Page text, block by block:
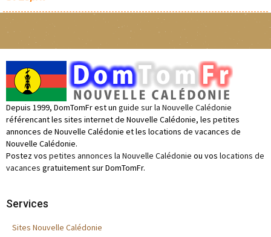
Depuis 1999, DomTomFr est un guide sur la Nouvelle Calédonie
référencant les sites internet de Nouvelle Calédonie, les petites
annonces de Nouvelle Calédonie et les locations de vacances de
Nouvelle Calédonie.
Postez vos petites annonces la Nouvelle Calédonie ou vos locations de
vacances gratuitement sur DomTomFr.
Services
Sites Nouvelle Calédonie